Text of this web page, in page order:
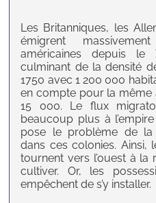
Les Britanniques, les
émigrent
américaines depuis le
culminant de la densité
1750 avec 1 200 000
en compte pour la même
15 000. Le flux
beaucoup plus à
pose le problème de la
dans ces colonies. Ainsi,
tournent vers l’ouest à la
cultiver. Or, les
empêchent de s’y installer.